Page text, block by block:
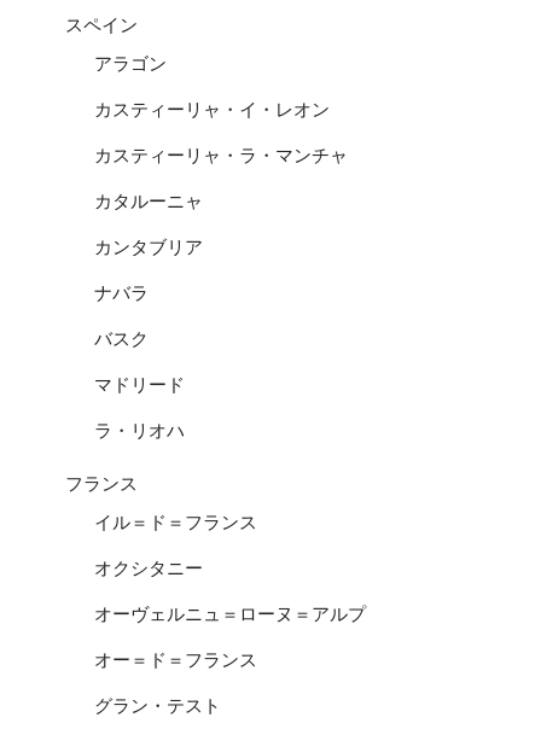
スペイン
アラゴン
カスティーリャ・イ・レオン
カスティーリャ・ラ・マンチャ
カタルーニャ
カンタブリア
ナバラ
バスク
マドリード
ラ・リオハ
フランス
イル＝ド＝フランス
オクシタニー
オーヴェルニュ＝ローヌ＝アルプ
オー＝ド＝フランス
グラン・テスト